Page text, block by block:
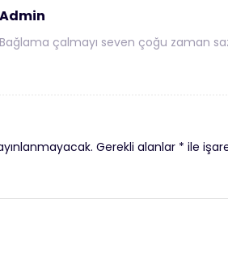
Admin
Bağlama çalmayı seven çoğu zaman
Gerekli alanlar * ile